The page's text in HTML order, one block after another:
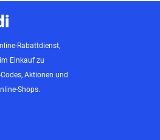
Rabattdienst,
Einkauf zu
Aktionen und
Shops.